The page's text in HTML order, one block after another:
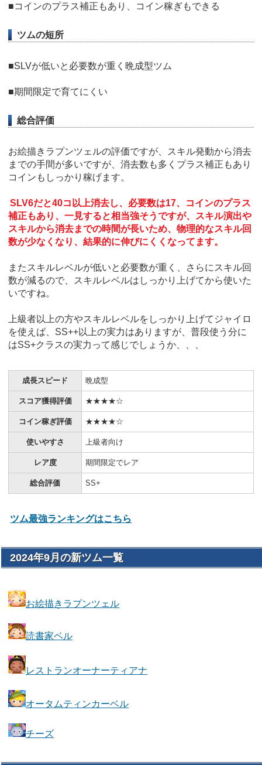
■コインのプラス補正もあり、コイン稼ぎもできる
ツムの短所
■SLVが低いと必要数が重く晩成型ツム
■期間限定で育てにくい
総合評価
お絵描きラプンツェルの評価ですが、スキル発動から消去
までの手間が多いですが、消去数も多くプラス補正もあり
コインもしっかり稼げます。
SLV6だと40コ以上消去し、必要数は17、コインのプラス
補正もあり、一見すると相当強そうですが、スキル演出や
スキルから消去までの時間が長いため、物理的なスキル回
数が少なくなり、結果的に伸びにくくなってます。
またスキルレベルが低いと必要数が重く、さらにスキル回
数が減るので、スキルレベルはしっかり上げてから使いた
いですね。
上級者以上の方やスキルレベルをしっかり上げてジャイロ
を使えば、SS++以上の実力はありますが、普段使う分に
はSS+クラスの実力って感じでしょうか、、、
成長スピード 晩成型
スコア獲得評価 ★★★★☆
コイン稼ぎ評価 ★★★★☆
使いやすさ 上級者向け
レア度 期間限定でレア
総合評価 SS+
ツム最強ランキングはこちら
2024年9月の新ツム一覧
お絵描きラプンツェル
読書家ベル
レストランオーナーティアナ
オータムティンカーベル
チーズ